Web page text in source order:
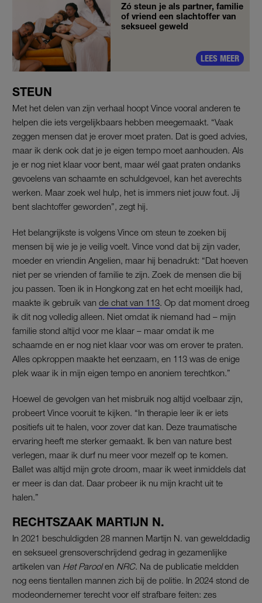
Zó steun je als partner, familie
of vriend een slachtoffer van
seksueel geweld
LEES MEER
STEUN
Met het delen van zijn verhaal hoopt Vince vooral anderen te
helpen die iets vergelijkbaars hebben meegemaakt. “Vaak
zeggen mensen dat je erover moet praten. Dat is goed advies,
maar ik denk ook dat je je eigen tempo moet aanhouden. Als
je er nog niet klaar voor bent, maar wél gaat praten ondanks
gevoelens van schaamte en schuldgevoel, kan het averechts
werken. Maar zoek wel hulp, het is immers niet jouw fout. Jij
bent slachtoffer geworden”, zegt hij.
Het belangrijkste is volgens Vince om steun te zoeken bij
mensen bij wie je je veilig voelt. Vince vond dat bij zijn vader,
moeder en vriendin Angelien, maar hij benadrukt: “Dat hoeven
niet per se vrienden of familie te zijn. Zoek de mensen die bij
jou passen. Toen ik in Hongkong zat en het echt moeilijk had,
maakte ik gebruik van de chat van 113 . Op dat moment droeg
ik dit nog volledig alleen. Niet omdat ik niemand had – mijn
familie stond altijd voor me klaar – maar omdat ik me
schaamde en er nog niet klaar voor was om erover te praten.
Alles opkroppen maakte het eenzaam, en 113 was de enige
plek waar ik in mijn eigen tempo en anoniem terechtkon.”
Hoewel de gevolgen van het misbruik nog altijd voelbaar zijn,
probeert Vince vooruit te kijken. “In therapie leer ik er iets
positiefs uit te halen, voor zover dat kan. Deze traumatische
ervaring heeft me sterker gemaakt. Ik ben van nature best
verlegen, maar ik durf nu meer voor mezelf op te komen.
Ballet was altijd mijn grote droom, maar ik weet inmiddels dat
er meer is dan dat. Daar probeer ik nu mijn kracht uit te
halen.”
RECHTSZAAK MARTIJN N.
In 2021 beschuldigden 28 mannen Martijn N. van gewelddadig
en seksueel grensoverschrijdend gedrag in gezamenlijke
artikelen van Het Paroolen NRC. Na de publicatie meldden
nog eens tientallen mannen zich bij de politie. In 2024 stond de
modeondernemer terecht voor elf strafbare feiten: zes